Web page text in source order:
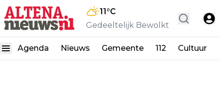
11°C
Gedeeltelijk Bewolkt
Agenda Nieuws Gemeente 112 Cultuur